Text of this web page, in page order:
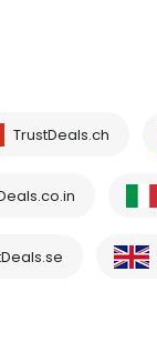
TrustDeals.ch